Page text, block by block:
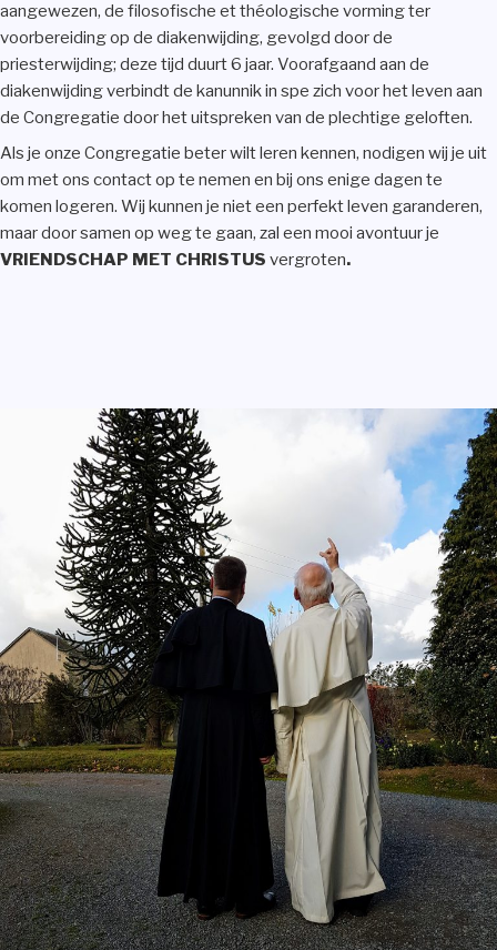
aangewezen, de filosofische et théologische vorming ter
voorbereiding op de diakenwijding, gevolgd door de
priesterwijding; deze tijd duurt 6 jaar. Voorafgaand aan de
diakenwijding verbindt de kanunnik in spe zich voor het leven aan
de Congregatie door het uitspreken van de plechtige geloften.
Als je onze Congregatie beter wilt leren kennen, nodigen wij je uit
om met ons contact op te nemen en bij ons enige dagen te
komen logeren. Wij kunnen je niet een perfekt leven garanderen,
maar door samen op weg te gaan, zal een mooi avontuur je
VRIENDSCHAP MET CHRISTUS vergroten.